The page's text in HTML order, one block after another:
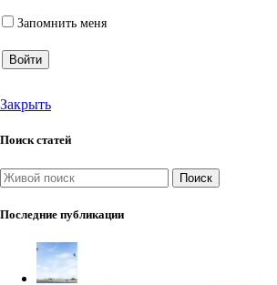
Запомнить меня
Войти
Закрыть
Поиск статей
Поиск
Последние публикации